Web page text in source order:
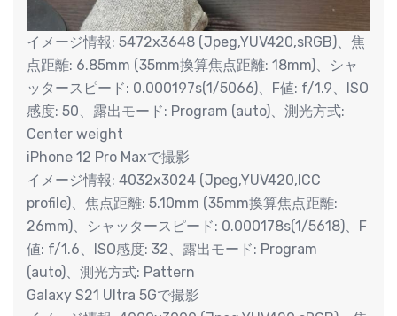
イメージ情報: 5472x3648 (Jpeg,YUV420,sRGB)、焦
点距離: 6.85mm (35mm換算焦点距離: 18mm)、シャ
ッタースピード: 0.000197s(1/5066)、F値: f/1.9、ISO
感度: 50、露出モード: Program (auto)、測光方式:
Center weight
iPhone 12 Pro Maxで撮影
イメージ情報: 4032x3024 (Jpeg,YUV420,ICC
profile)、焦点距離: 5.10mm (35mm換算焦点距離:
26mm)、シャッタースピード: 0.000178s(1/5618)、F
値: f/1.6、ISO感度: 32、露出モード: Program
(auto)、測光方式: Pattern
Galaxy S21 Ultra 5Gで撮影